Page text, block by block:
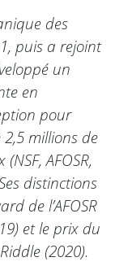
des
puis a rejoint
un
en
pour
millions de
AFOSR,
distinctions
de l’AFOSR
et le prix du
(2020).